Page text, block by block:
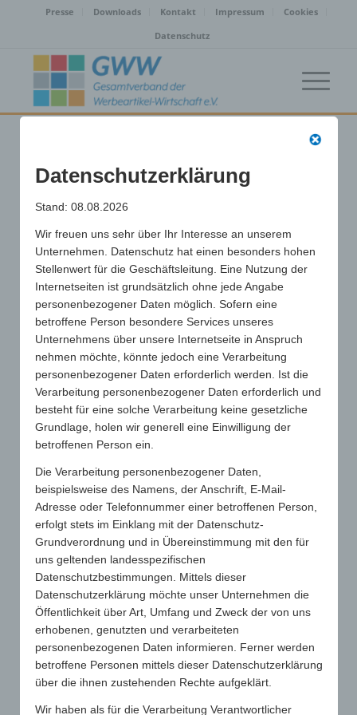
Presse Downloads Kontakt Impressum
Cookies
Datenschutz
WA-Werbeartikel |
Düsseldorf (40235)
17. Juni 2024 / von
Eintrag teilen
0
KOMMENTARE
Hinterlasse einen Kommentar
An der Diskussion beteiligen?
Du musstangemeldetsein, um einen Kommentar
abzugeben.
SUCHE
Datenschutzerklärung
Stand: 08.08.2026
Wir freuen uns sehr über Ihr Interesse an unserem
Unternehmen. Datenschutz hat einen besonders hohen
Stellenwert für die Geschäftsleitung. Eine Nutzung der
Internetseiten ist grundsätzlich ohne jede Angabe
personenbezogener Daten möglich. Sofern eine
betroffene Person besondere Services unseres
Unternehmens über unsere Internetseite in Anspruch
nehmen möchte, könnte jedoch eine Verarbeitung
personenbezogener Daten erforderlich werden. Ist die
Verarbeitung personenbezogener Daten erforderlich und
besteht für eine solche Verarbeitung keine gesetzliche
Grundlage, holen wir generell eine Einwilligung der
betroffenen Person ein.
Die Verarbeitung personenbezogener Daten,
beispielsweise des Namens, der Anschrift, E-Mail-
Adresse oder Telefonnummer einer betroffenen Person,
erfolgt stets im Einklang mit der Datenschutz-
Grundverordnung und in Übereinstimmung mit den für
uns geltenden landesspezifischen
Datenschutzbestimmungen. Mittels dieser
Datenschutzerklärung möchte unser Unternehmen die
Öffentlichkeit über Art, Umfang und Zweck der von uns
erhobenen, genutzten und verarbeiteten
personenbezogenen Daten informieren. Ferner werden
betroffene Personen mittels dieser Datenschutzerklärung
über die ihnen zustehenden Rechte aufgeklärt.
Wir haben als für die Verarbeitung Verantwortlicher